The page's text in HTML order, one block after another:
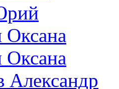
Оксана
Оксана
Александр